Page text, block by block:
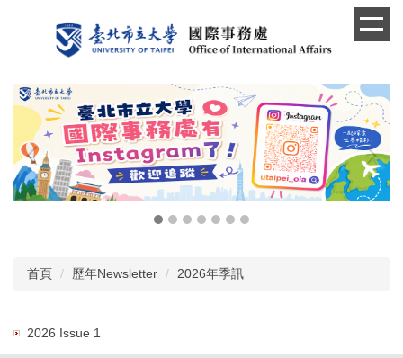
內
容
首頁 歷年Newsletter 2026年季訊
2026 Issue 1